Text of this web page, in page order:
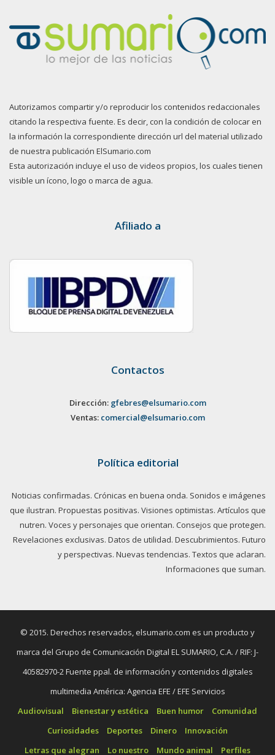
Autorizamos compartir y/o reproducir los contenidos redaccionales
citando la respectiva fuente. Es decir, con la condición de colocar en
la información la correspondiente dirección url del material utilizado
de nuestra publicación ElSumario.com
Esta autorización incluye el uso de videos propios, los cuales tienen
visible un ícono, logo o marca de agua.
Afiliado a
Contactos
Dirección: gfebres@elsumario.com
Ventas: comercial@elsumario.com
Política editorial
Noticias confirmadas. Crónicas en buena onda. Sonidos e imágenes
que ilustran. Propuestas positivas. Visiones optimistas. Artículos que
nutren. Voces y personajes que orientan. Consejos que protegen.
Revelaciones exclusivas. Datos de utilidad. Descubrimientos. Futuro
y perspectivas. Nuevas tendencias. Textos que aclaran.
Informaciones que suman.
© 2015. Derechos reservados, elsumario.com es un producto y
marca del Grupo de Comunicación Digital EL SUMARIO, C.A. / RIF: J-
40582970-2 Fuente ppal. de información y contenidos digitales
multimedia América: Agencia EFE / EFE Servicios
Audiovisual
Bienestar y estética Buen humor
Comunidad
Curiosidades
Deportes Dinero
Innovación
Letras que alegran
Lo nuestro Mundo animal Perfiles